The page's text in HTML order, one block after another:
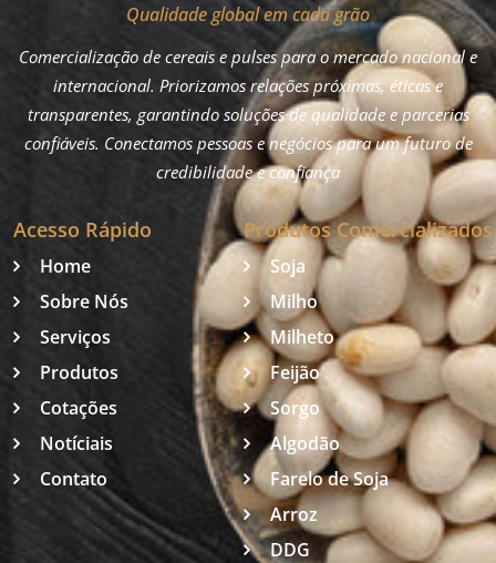
Qualidade global em cada grão
Comercialização de cereais e pulses para o mercado nacional e
internacional. Priorizamos relações próximas, éticas e
transparentes, garantindo soluções de qualidade e parcerias
confiáveis. Conectamos pessoas e negócios para um futuro de
credibilidade e confiança
Acesso Rápido
Home
Sobre Nós
Serviços
Produtos
Cotações
Notíciais
Contato
Produtos Comercializados
Soja
Milho
Milheto
Feijão
Sorgo
Algodão
Farelo de Soja
Arroz
DDG